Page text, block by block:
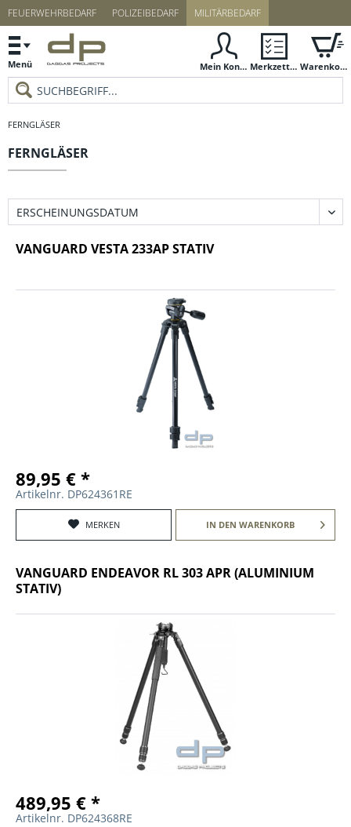
FEUERWEHRBEDARF POLIZEIBEDARF MILITÄRBEDARF
Menü Mein Konto Merkzettel Warenkorb
FERNGLÄSER
FERNGLÄSER
VANGUARD VESTA 233AP STATIV
89,95 € *
Artikelnr. DP624361RE
MERKEN IN DEN WARENKORB
VANGUARD ENDEAVOR RL 303 APR (ALUMINIUM
STATIV)
489,95 € *
Artikelnr. DP624368RE